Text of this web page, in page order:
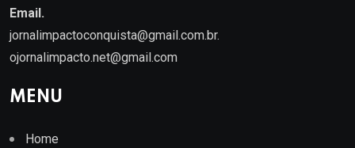
Email.
jornalimpactoconquista@gmail.com.br.
ojornalimpacto.net@gmail.com
MENU
Home